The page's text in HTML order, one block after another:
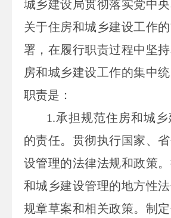
城乡建设局贯彻落实党中
关于住房和城乡建设工作
署，在履行职责过程中坚
房和城乡建设工作的集中
职责是：
1.承担规范住房和城
的责任。贯彻执行国家、
设管理的法律法规和政策
和城乡建设管理的地方性
规章草案和相关政策。制